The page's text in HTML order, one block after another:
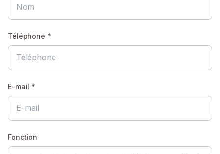
Téléphone *
E-mail *
Fonction